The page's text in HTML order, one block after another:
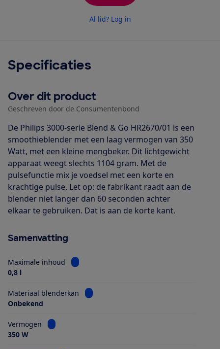
Al lid? Log in
Specificaties
Over dit product
Geschreven door de Consumentenbond
De Philips 3000-serie Blend & Go HR2670/01 is een
smoothieblender met een laag vermogen van 350
Watt, met een kleine mengbeker. Dit lichtgewicht
apparaat weegt slechts 1104 gram. Met de
pulsefunctie mix je voedsel met een korte en
krachtige pulse. Let op: de fabrikant raadt aan de
blender niet langer dan 60 seconden achter
elkaar te gebruiken. Dat is aan de korte kant.
Samenvatting
Maximale inhoud
Bekijk informatie voor Maximale inhoud
0,8 l
Materiaal blenderkan
Bekijk informatie voor Materiaal
Onbekend
Vermogen
Bekijk informatie voor Vermogen
350 W